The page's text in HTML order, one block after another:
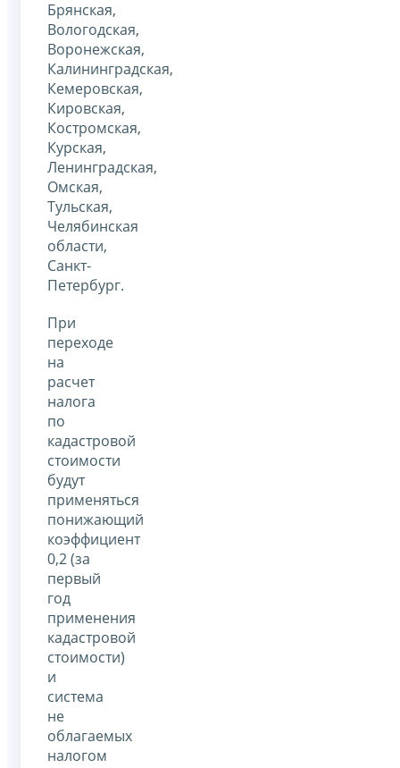
Брянская,
Вологодская,
Воронежская,
Калининградская,
Кемеровская,
Кировская,
Костромская,
Курская,
Ленинградская,
Омская,
Тульская,
Челябинская
области,
Санкт-
Петербург.
При
переходе
на
расчет
налога
по
кадастровой
стоимости
будут
применяться
понижающий
коэффициент
0,2 (за
первый
год
применения
кадастровой
стоимости)
и
система
не
облагаемых
налогом